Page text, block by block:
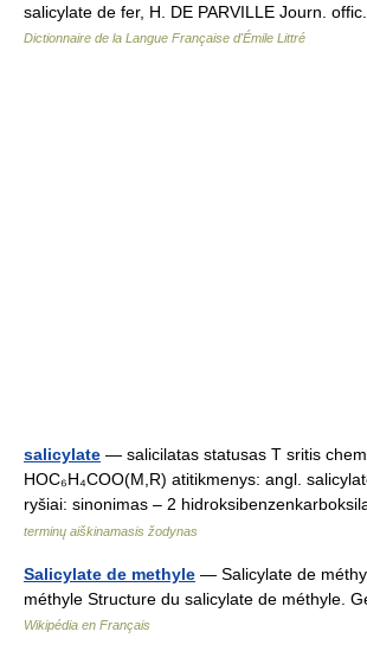
salicylate de fer, H. DE PARVILLE Journ.
Dictionnaire de la Langue Française d'Émile Littré
salicylate — salicilatas statusas T sritis
HOC₆H₄COO(M,R) atitikmenys: angl.
ryšiai: sinonimas – 2
terminų aiškinamasis žodynas
Salicylate de methyle — Salicylate de
méthyle Structure du salicylate de méthyle.
Wikipédia en Français